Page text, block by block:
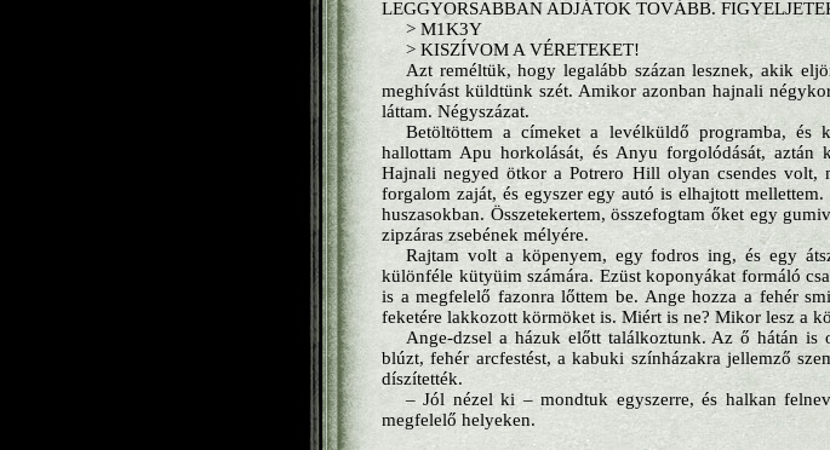
LEGGYORSABBAN ADJÁTOK TOVÁBB.
> M1K3Y
> KISZÍVOM A VÉRETEKET!
Azt reméltük, hogy legalább százan lesznek, akik
meghívást küldtünk szét. Amikor azonban hajnali
láttam. Négyszázat.
Betöltöttem a címeket a levélküldő programba, és
hallottam Apu horkolását, és Anyu forgolódását, aztán
Hajnali negyed ötkor a Potrero Hill olyan csendes
forgalom zaját, és egyszer egy autó is elhajtott
huszasokban. Összetekertem, összefogtam őket egy
zipzáras zsebének mélyére.
Rajtam volt a köpenyem, egy fodros ing, és egy
különféle kütyüim számára. Ezüst koponyákat formáló
is a megfelelő fazonra lőttem be. Ange hozza a fehér
feketére lakkozott körmöket is. Miért is ne? Mikor lesz a
Ange-dzsel a házuk előtt találkoztunk. Az ő hátán is
blúzt, fehér arcfestést, a kabuki színházakra jellemző
díszítették.
– Jól nézel ki – mondtuk egyszerre, és halkan
megfelelő helyeken.